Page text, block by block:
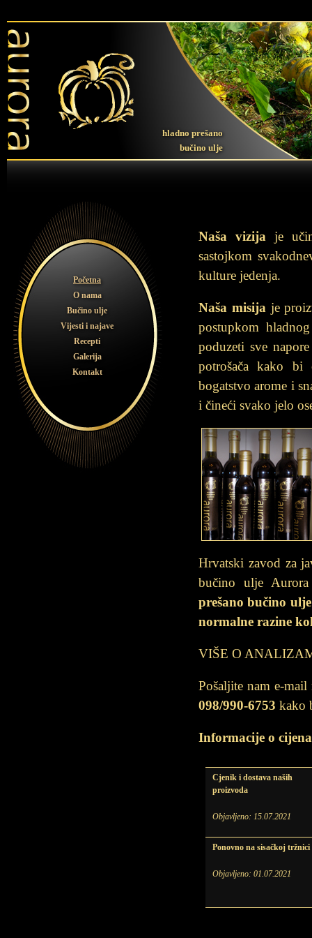
hladno prešano
bučino ulje
Početna
O nama
Bučino ulje
Vijesti i najave
Recepti
Galerija
Kontakt
Naša vizija je
sastojkom
kulture jedenja.
Naša misija je
postupkom
poduzeti sve
potrošača kako bi
bogatstvo arome i
i čineći svako jelo
Hrvatski zavod za
bučino ulje
prešano bučino
normalne razine
VIŠE O
Pošaljite nam e-
098/990-6753 kako
Informacije o
Cjenik i dostava naših
proizvoda
Objavljeno: 15.07.2021
Ponovno na sisačkoj tržnici
Objavljeno: 01.07.2021